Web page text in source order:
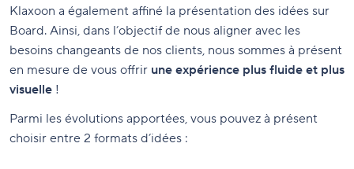
Klaxoon a également affiné la présentation des idées sur
Board. Ainsi, dans l’objectif de nous aligner avec les
besoins changeants de nos clients, nous sommes à présent
en mesure de vous offrir une expérience plus fluide et plus
visuelle !
Parmi les évolutions apportées, vous pouvez à présent
choisir entre 2 formats d’idées :